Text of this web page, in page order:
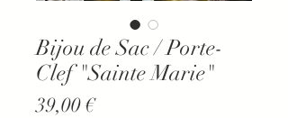
Bijou de Sac / Porte-
Clef "Sainte Marie"
39,00 €Prix